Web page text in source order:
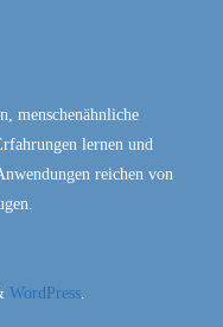
menschenähnliche
lernen und
reichen von
WordPress.